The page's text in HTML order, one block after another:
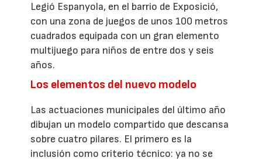
Legió Espanyola, en el barrio de Exposició,
con una zona de juegos de unos 100 metros
cuadrados equipada con un gran elemento
multijuego para niños de entre dos y seis
años.
Los elementos del nuevo modelo
Las actuaciones municipales del último año
dibujan un modelo compartido que descansa
sobre cuatro pilares. El primero es la
inclusión como criterio técnico: ya no se